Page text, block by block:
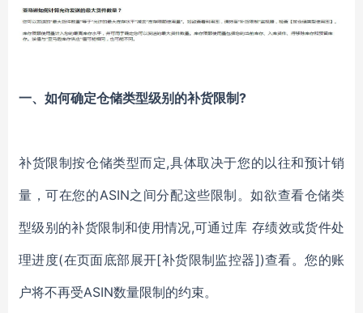
一、 如何确定仓储类型级别的补货限制?
补货限制按仓储类型而定,具体取决于您的以往和预计销
量，可在您的ASIN之间分配这些限制。如欲查看仓储类
型级别的补货限制和使用情况,可通过库 存绩效或货件处
理进度(在页面底部展开[补货限制监控器])查看。您的账
户将不再受ASIN数量限制的约束。